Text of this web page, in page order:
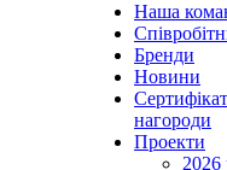
Наша
Бренди
Новини
нагороди
Проекти
2026